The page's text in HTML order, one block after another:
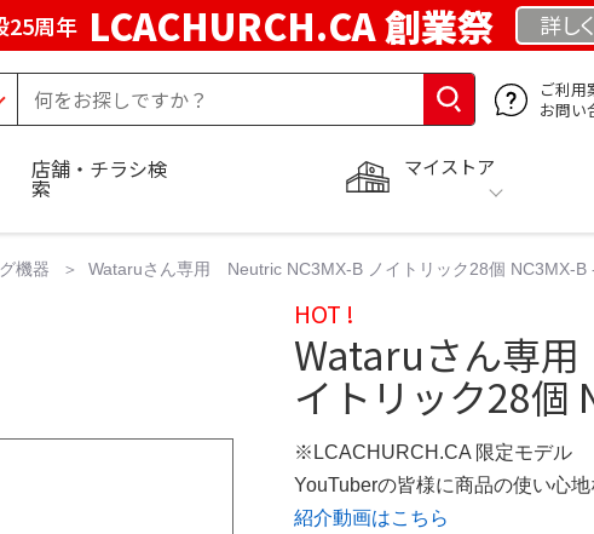
25周年 LCACHURCH.CA 創業祭 詳し
ご利用
お問い
マイストア
店舗・チラシ検
索
機器 Wataruさん専用 Neutric NC3MX-B ノイトリック28個 NC3MX-B
HOT !
Wataruさん専
イトリック28個
※LCACHURCH.CA 限定モデル
YouTuberの皆様に商品の使い心
紹介動画はこちら